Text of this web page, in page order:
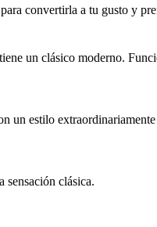
convertirla a tu gusto y
un clásico moderno.
un estilo
sensación clásica.